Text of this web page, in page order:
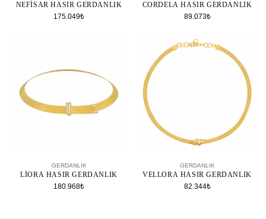
NEFISAR HASIR GERDANLIK
175.049₺
CORDELA HASIR GERDANLIK
89.073₺
GERDANLIK
LIORA HASIR GERDANLIK
180.968₺
GERDANLIK
VELLORA HASIR GERDANLIK
82.344₺